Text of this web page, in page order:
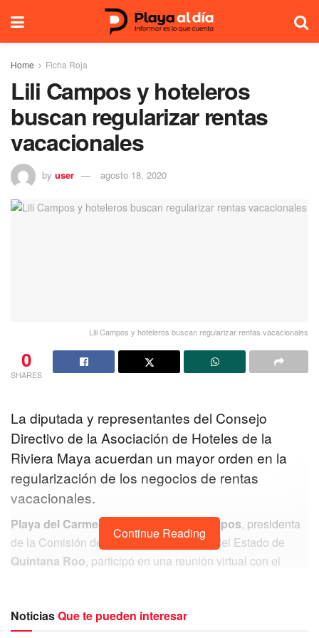
Home Ficha Roja
Lili Campos y hoteleros
buscan regularizar rentas
vacacionales
by user agosto 18, 2020
Lili Campos y hoteleros buscan regularizar rentas vacacionales
0
SHARES
La diputada y representantes del Consejo
Directivo de la Asociación de Hoteles de la
Riviera Maya acuerdan un mayor orden en la
regularización de los negocios de rentas
vacacionales.
Playa del Carmen.- Lili Campos, presidenta
de la Comisión de justicia del Congreso del Estado de
Quintana Roo, participó en una reunión virtual con el
actualidad que vive este destino, así como la solicitud del
mayor orden en la
Continue Reading
NoticiasQue te pueden interesar